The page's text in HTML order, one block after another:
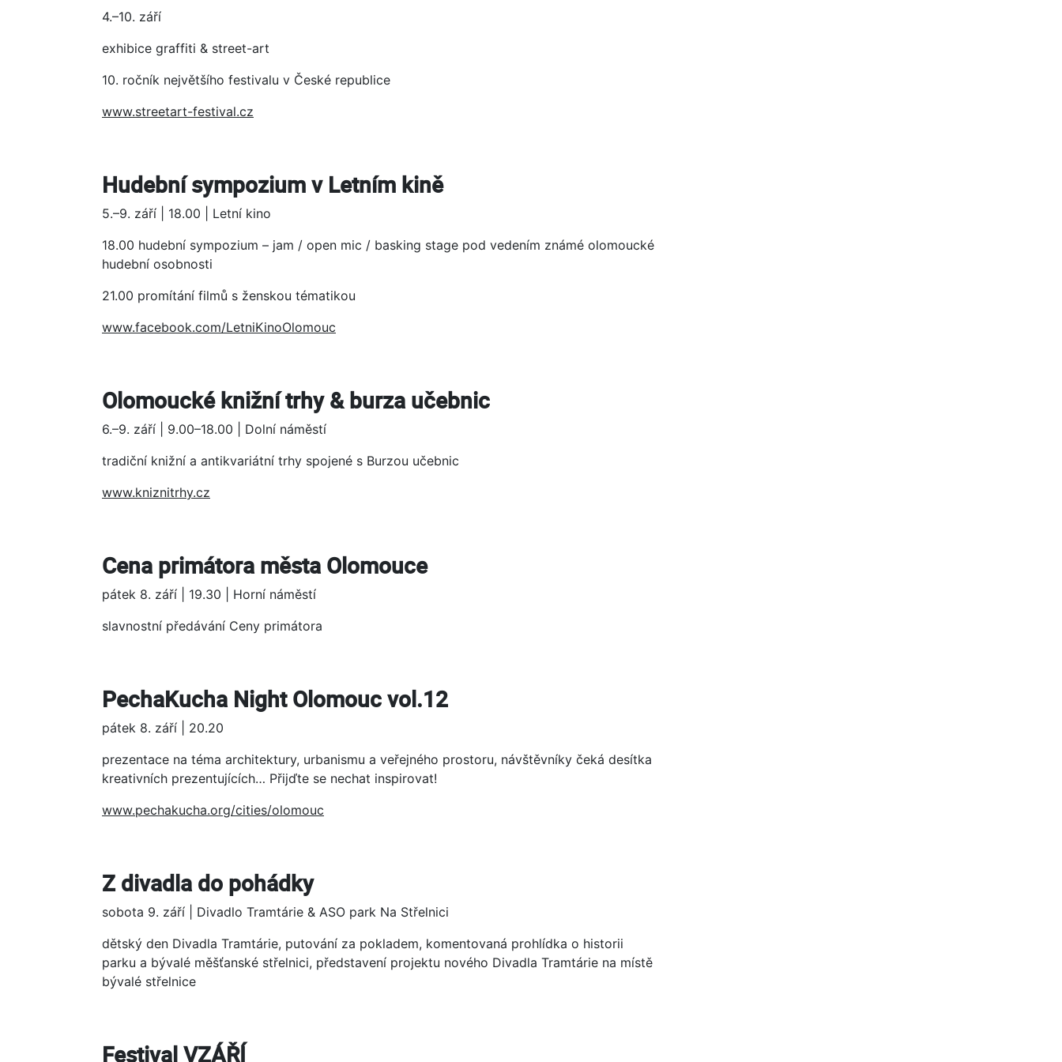
4.–10. září
exhibice graffiti & street-art
10. ročník největšího festivalu v České republice
www.streetart-festival.cz
Hudební sympozium v Letním kině
5.–9. září | 18.00 | Letní kino
18.00 hudební sympozium – jam / open mic / basking stage pod vedením známé olomoucké
hudební osobnosti
21.00 promítání filmů s ženskou tématikou
www.facebook.com/LetniKinoOlomouc
Olomoucké knižní trhy & burza učebnic
6.–9. září | 9.00–18.00 | Dolní náměstí
tradiční knižní a antikvariátní trhy spojené s Burzou učebnic
www.kniznitrhy.cz
Cena primátora města Olomouce
pátek 8. září | 19.30 | Horní náměstí
slavnostní předávání Ceny primátora
PechaKucha Night Olomouc vol.12
pátek 8. září | 20.20
prezentace na téma architektury, urbanismu a veřejného prostoru, návštěvníky čeká desítka
kreativních prezentujících… Přijďte se nechat inspirovat!
www.pechakucha.org/cities/olomouc
Z divadla do pohádky
sobota 9. září | Divadlo Tramtárie & ASO park Na Střelnici
dětský den Divadla Tramtárie, putování za pokladem, komentovaná prohlídka o historii
parku a bývalé měšťanské střelnici, představení projektu nového Divadla Tramtárie na místě
bývalé střelnice
Festival VZÁŘÍ